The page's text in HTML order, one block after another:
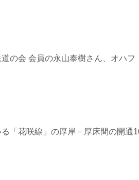
の会 会員の永山泰樹さん、オハフ
「花咲線」の厚岸－厚床間の開通